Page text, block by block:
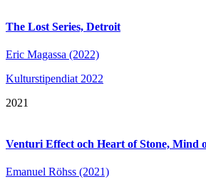
The Lost Series, Detroit
Eric Magassa (2022)
Kulturstipendiat 2022
2021
Venturi Effect och Heart of Stone, Mind
Emanuel Röhss (2021)